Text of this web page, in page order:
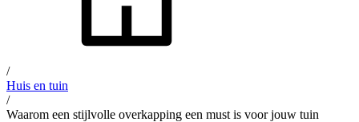
/
Huis en tuin
/
Waarom een stijlvolle overkapping een must is voor jouw tuin